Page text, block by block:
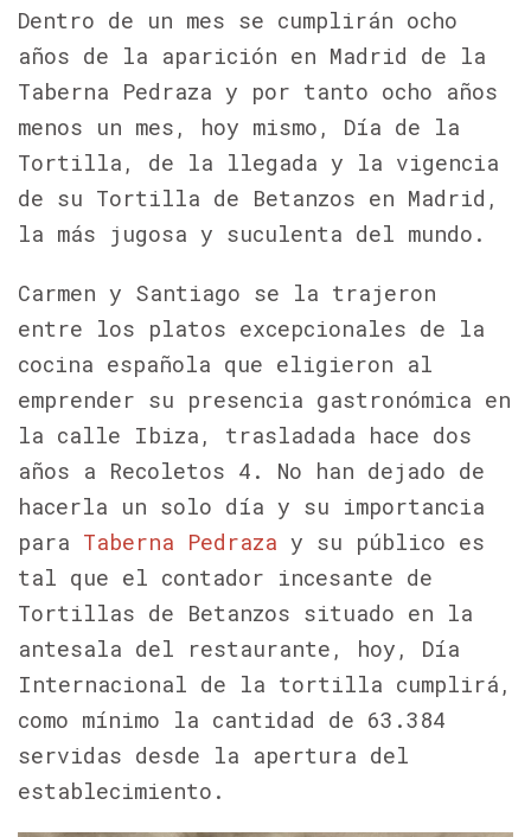
Dentro de un mes se cumplirán ocho
años de la aparición en Madrid de la
Taberna Pedraza y por tanto ocho años
menos un mes, hoy mismo, Día de la
Tortilla, de la llegada y la vigencia
de su Tortilla de Betanzos en Madrid,
la más jugosa y suculenta del mundo.
Carmen y Santiago se la trajeron
entre los platos excepcionales de la
cocina española que eligieron al
emprender su presencia gastronómica en
la calle Ibiza, trasladada hace dos
años a Recoletos 4. No han dejado de
hacerla un solo día y su importancia
para Taberna Pedraza y su público es
tal que el contador incesante de
Tortillas de Betanzos situado en la
antesala del restaurante, hoy, Día
Internacional de la tortilla cumplirá,
como mínimo la cantidad de 63.384
servidas desde la apertura del
establecimiento.